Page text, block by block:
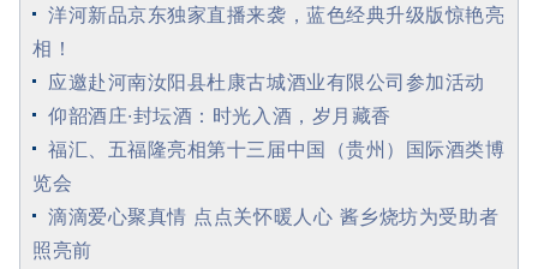
洋河新品京东独家直播来袭，蓝色经典升级版惊艳亮
相！
应邀赴河南汝阳县杜康古城酒业有限公司参加活动
仰韶酒庄·封坛酒：时光入酒，岁月藏香
福汇、五福隆亮相第十三届中国（贵州）国际酒类博
览会
滴滴爱心聚真情 点点关怀暖人心 酱乡烧坊为受助者
照亮前